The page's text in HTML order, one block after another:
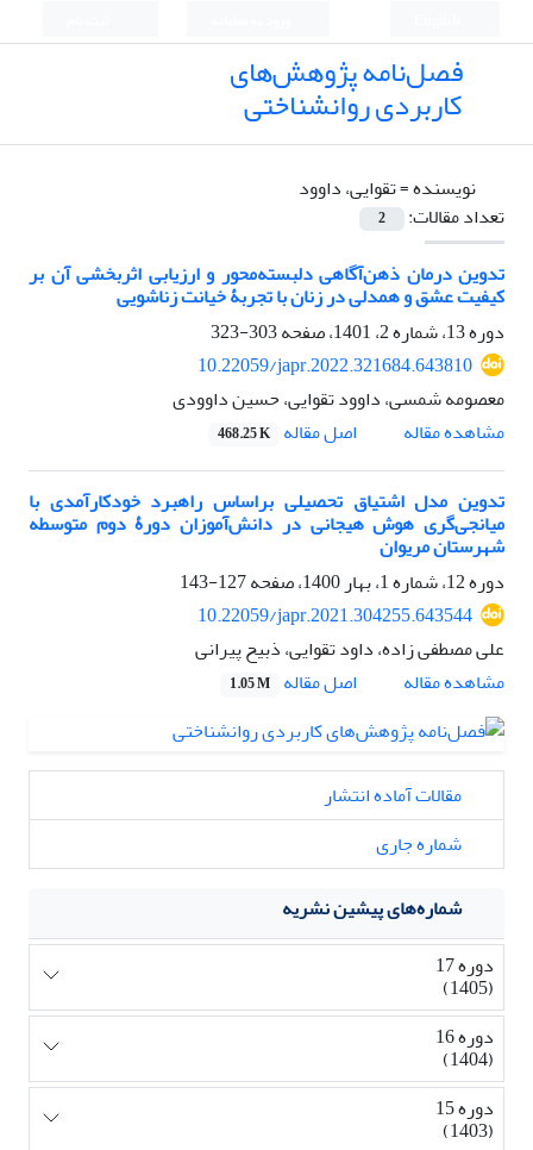
فصل‌نامه پژوهش‌های
کاربردی روانشناختی
نویسنده =تقوایی، داوود
تعداد مقالات:
2
تدوین درمان ذهن‌آگاهی دلبسته‌محور و ارزیابی اثربخشی آن بر
کیفیت عشق و همدلی در زنان با تجربۀ خیانت زناشویی
دوره 13، شماره 2، 1401، صفحه
303-323
10.22059/japr.2022.321684.643810
معصومه شمسی، داوود تقوایی، حسین داوودی
مشاهده مقاله
اصل مقاله 468.25 K
تدوین مدل اشتیاق تحصیلی براساس راهبرد خودکارآمدی با
میانجی‌گری هوش هیجانی در دانش‌آموزان دورۀ دوم متوسطه
شهرستان مریوان
دوره 12، شماره 1، بهار 1400، صفحه
127-143
10.22059/japr.2021.304255.643544
علی مصطفی زاده، داود تقوایی، ذبیح پیرانی
مشاهده مقاله
اصل مقاله 1.05 M
مقالات آماده انتشار
شماره جاری
شماره‌های پیشین نشریه
دوره 17
(1405)
دوره 16
(1404)
دوره 15
(1403)